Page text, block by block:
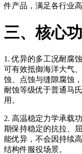
件产品，满足各行业
三、核心
1. 优异的多工况耐腐
可有效抵御海洋大气
蚀、点蚀与缝隙腐蚀
耐蚀等级优于普通马
用。
2. 高温稳定力学承载
期保持稳定的抗拉、
能优异，不会因持续
结构件服役场景。